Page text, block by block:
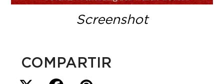
Screenshot
COMPARTIR